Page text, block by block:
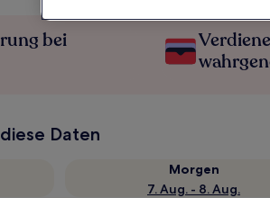
bei
Daten
Morgen
7. Aug. - 8. Aug.